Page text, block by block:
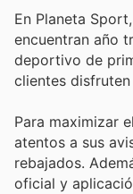
En Planeta
encuentran año
deportivo de
clientes
Para maximizar
atentos a sus
rebajados.
oficial y